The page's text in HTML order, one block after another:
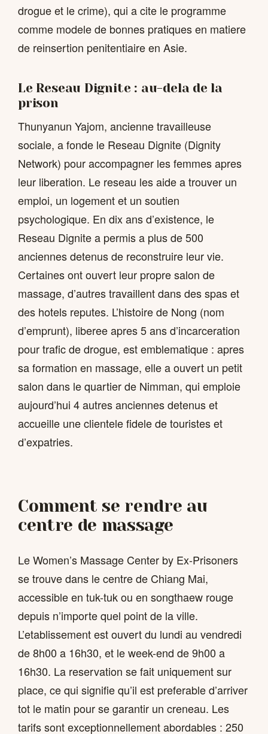
drogue et le crime), qui a cite le programme
comme modele de bonnes pratiques en matiere
de reinsertion penitentiaire en Asie.
Le Reseau Dignite : au-dela de la
prison
Thunyanun Yajom, ancienne travailleuse
sociale, a fonde le Reseau Dignite (Dignity
Network) pour accompagner les femmes apres
leur liberation. Le reseau les aide a trouver un
emploi, un logement et un soutien
psychologique. En dix ans d’existence, le
Reseau Dignite a permis a plus de 500
anciennes detenus de reconstruire leur vie.
Certaines ont ouvert leur propre salon de
massage, d’autres travaillent dans des spas et
des hotels reputes. L’histoire de Nong (nom
d’emprunt), liberee apres 5 ans d’incarceration
pour trafic de drogue, est emblematique : apres
sa formation en massage, elle a ouvert un petit
salon dans le quartier de Nimman, qui emploie
aujourd’hui 4 autres anciennes detenus et
accueille une clientele fidele de touristes et
d’expatries.
Comment se rendre au
centre de massage
Le Women’s Massage Center by Ex-Prisoners
se trouve dans le centre de Chiang Mai,
accessible en tuk-tuk ou en songthaew rouge
depuis n’importe quel point de la ville.
L’etablissement est ouvert du lundi au vendredi
de 8h00 a 16h30, et le week-end de 9h00 a
16h30. La reservation se fait uniquement sur
place, ce qui signifie qu’il est preferable d’arriver
tot le matin pour se garantir un creneau. Les
tarifs sont exceptionnellement abordables : 250